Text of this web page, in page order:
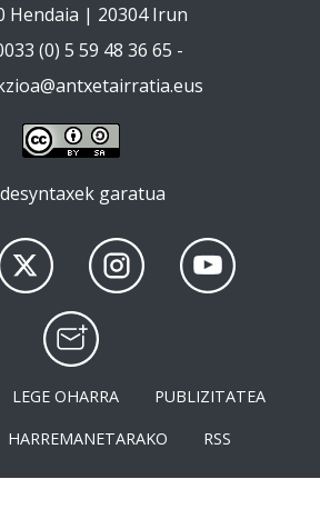
Hendaia | 20304 Irun
(0) 5 59 48 36 65 -
garatua
LEGE OHARRA
PUBLIZITATEA
HARREMANETARAKO RSS